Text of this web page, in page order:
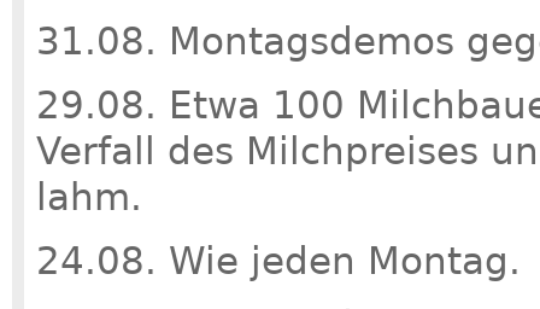
31.08. Montagsdemos
29.08. Etwa 100
Verfall des Milchpreises
lahm.
24.08. Wie jeden Montag.